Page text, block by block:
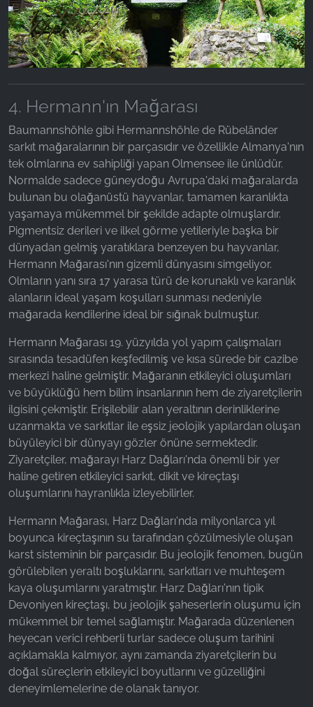
4. Hermann'ın Mağarası
Baumannshöhle gibi Hermannshöhle de Rübeländer
sarkıt mağaralarının bir parçasıdır ve özellikle Almanya'nın
tek olmlarına ev sahipliği yapan Olmensee ile ünlüdür.
Normalde sadece güneydoğu Avrupa'daki mağaralarda
bulunan bu olağanüstü hayvanlar, tamamen karanlıkta
yaşamaya mükemmel bir şekilde adapte olmuşlardır.
Pigmentsiz derileri ve ilkel görme yetileriyle başka bir
dünyadan gelmiş yaratıklara benzeyen bu hayvanlar,
Hermann Mağarası'nın gizemli dünyasını simgeliyor.
Olmların yanı sıra 17 yarasa türü de korunaklı ve karanlık
alanların ideal yaşam koşulları sunması nedeniyle
mağarada kendilerine ideal bir sığınak bulmuştur.
Hermann Mağarası 19. yüzyılda yol yapım çalışmaları
sırasında tesadüfen keşfedilmiş ve kısa sürede bir cazibe
merkezi haline gelmiştir. Mağaranın etkileyici oluşumları
ve büyüklüğü hem bilim insanlarının hem de ziyaretçilerin
ilgisini çekmiştir. Erişilebilir alan yeraltının derinliklerine
uzanmakta ve sarkıtlar ile eşsiz jeolojik yapılardan oluşan
büyüleyici bir dünyayı gözler önüne sermektedir.
Ziyaretçiler, mağarayı Harz Dağları'nda önemli bir yer
haline getiren etkileyici sarkıt, dikit ve kireçtaşı
oluşumlarını hayranlıkla izleyebilirler.
Hermann Mağarası, Harz Dağları'nda milyonlarca yıl
boyunca kireçtaşının su tarafından çözülmesiyle oluşan
karst sisteminin bir parçasıdır. Bu jeolojik fenomen, bugün
görülebilen yeraltı boşluklarını, sarkıtları ve muhteşem
kaya oluşumlarını yaratmıştır. Harz Dağları'nın tipik
Devoniyen kireçtaşı, bu jeolojik şaheserlerin oluşumu için
mükemmel bir temel sağlamıştır. Mağarada düzenlenen
heyecan verici rehberli turlar sadece oluşum tarihini
açıklamakla kalmıyor, aynı zamanda ziyaretçilerin bu
doğal süreçlerin etkileyici boyutlarını ve güzelliğini
deneyimlemelerine de olanak tanıyor.